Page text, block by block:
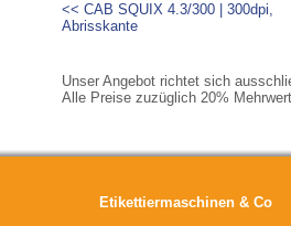
<< CAB SQUIX 4.3/300 | 300dpi,
Abrisskante
Unser Angebot richtet sich
Alle Preise zuzüglich 20%
Etikettiermaschinen & Co